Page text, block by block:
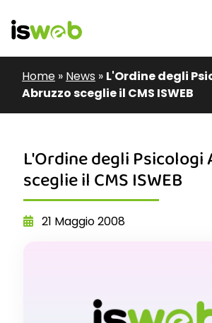
Home » News » L'Ordine degli
Abruzzo sceglie il CMS ISWEB
L'Ordine degli Psicologi
sceglie il CMS ISWEB
21 Maggio 2008